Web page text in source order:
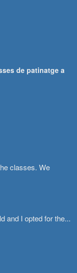
de patinatge a
classes. We
and I opted for the...